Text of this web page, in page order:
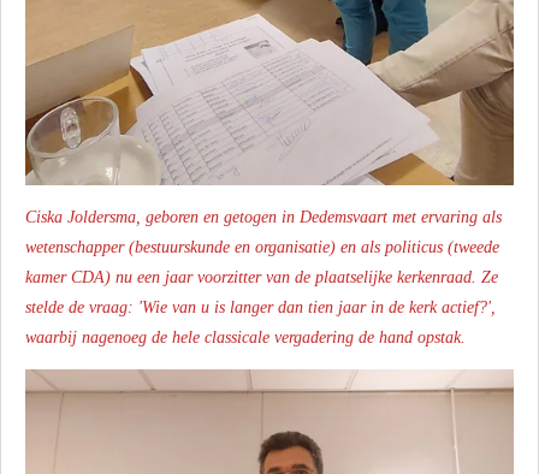
Ciska Joldersma, geboren en getogen in Dedemsvaart met ervaring als
wetenschapper (bestuurskunde en organisatie) en als politicus (tweede
kamer CDA) nu een jaar voorzitter van de plaatselijke kerkenraad. Ze
stelde de vraag: 'Wie van u is langer dan tien jaar in de kerk actief?',
waarbij nagenoeg de hele classicale vergadering de hand opstak.